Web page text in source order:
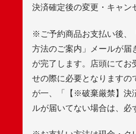
決済確定後の変更・キャン
※ご予約商品お支払い後
方法のご案内」メールが
が完了します。店頭にてお
せの際に必要となります
が一、「【※破棄厳禁】決
ルが届いてない場合は、必